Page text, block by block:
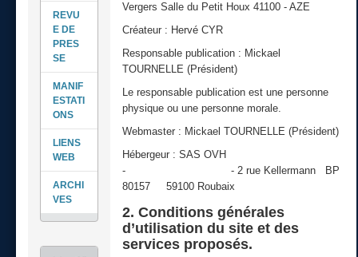
REVU
E DE
PRES
SE
MANIF
ESTATI
ONS
LIENS
WEB
ARCHI
VES
Vergers Salle du Petit Houx 41100 - AZE
Créateur : Hervé CYR
Responsable publication : Mickael
TOURNELLE (Président)
Le responsable publication est une personne
physique ou une personne morale.
Webmaster : Mickael TOURNELLE (Président)
Hébergeur : SAS OVH
-
- 2 rue Kellermann BP
80157 59100 Roubaix
2. Conditions générales
d’utilisation du site et des
services proposés.